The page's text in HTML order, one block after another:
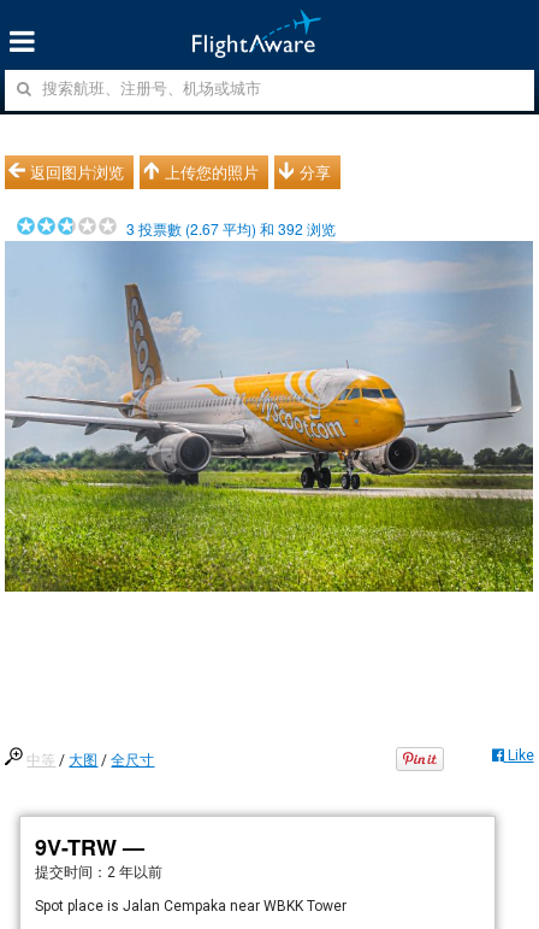
返回图片浏览 上传您的照片 分享
3 投票數 (2.67平均) 和392 浏览
中等 /大图 /全尺寸 Like
9V-TRW —
提交时间： 2 年以前
Spot place is Jalan Cempaka near WBKK Tower